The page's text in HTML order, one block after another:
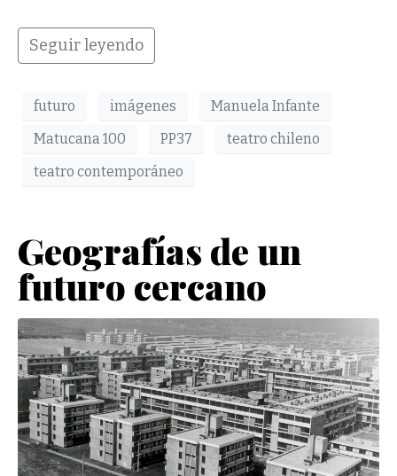
Seguir leyendo
futuro imágenes
Manuela Infante
Matucana 100
PP37
teatro chileno
teatro contemporáneo
Geografías de un
futuro cercano